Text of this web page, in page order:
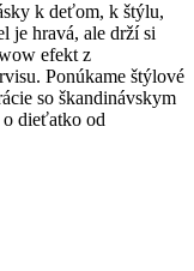
k deťom, k štýlu,
je hravá, ale drží si
efekt z
Ponúkame štýlové
so škandinávskym
dieťatko od